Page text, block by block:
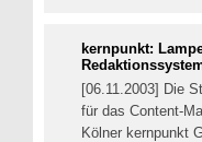
kernpunkt:
[06.11.2003] Die
für das Content-
Kölner kernpunkt